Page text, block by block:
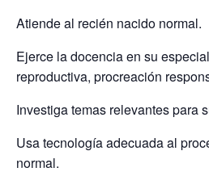
Atiende al recién nacido normal.
Ejerce la docencia en su
reproductiva, procreación
Investiga temas relevantes para
Usa tecnología adecuada al
normal.